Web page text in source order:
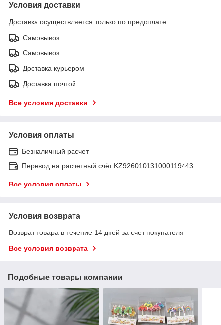
Условия доставки
Доставка осуществляется только по предоплате.
Самовывоз
Самовывоз
Доставка курьером
Доставка почтой
Все условия доставки
Условия оплаты
Безналичный расчет
Перевод на расчетный счёт KZ926010131000119443
Все условия оплаты
Условия возврата
Возврат товара в течение 14 дней за счет покупателя
Все условия возврата
Подобные товары компании